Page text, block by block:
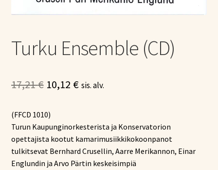
Turku Ensemble (CD)
17,21€ Alkuperäinen
oli:
17,21 €.
10,12 €Nykyinen
10,12 €.
sis. alv.
(FFCD 1010)
Turun Kaupunginorkesterista ja Konservatorion
opettajista kootut kamarimusiikkikokoonpanot
tulkitsevat Bernhard Crusellin, Aarre Merikannon, Einar
Englundin ja Arvo Pärtin keskeisimpiä